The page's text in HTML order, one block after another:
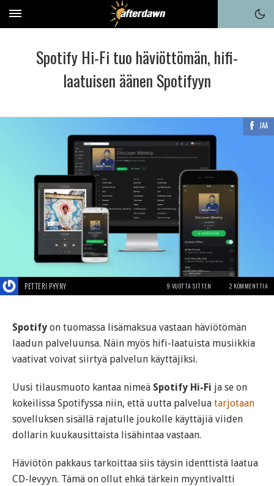
Spotify Hi-Fi tuo häviöttömän, hifi-
laatuisen äänen Spotifyyn
JAA
PETTERI PYYNY 9 VUOTTA SITTEN 2 KOMMENTTIA
Spotify on tuomassa lisämaksua vastaan häviötömän
laadun palveluunsa. Näin myös hifi-laatuista musiikkia
vaativat voivat siirtyä palvelun käyttäjiksi.
Uusi tilausmuoto kantaa nimeä Spotify Hi-Fi ja se on
kokeilissa Spotifyssa niin, että uutta palvelua tarjotaan
sovelluksen sisällä rajatulle joukolle käyttäjiä viiden
dollarin kuukausittaista lisähintaa vastaan.
Häviötön pakkaus tarkoittaa siis täysin identtistä laatua
CD-levyyn. Tämä on ollut ehkä tärkein myyntivaltti